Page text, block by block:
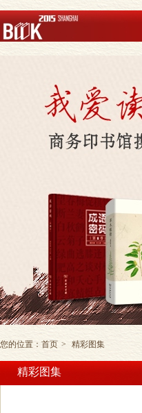
您的位置： 首页 > 精彩图集
精彩图集